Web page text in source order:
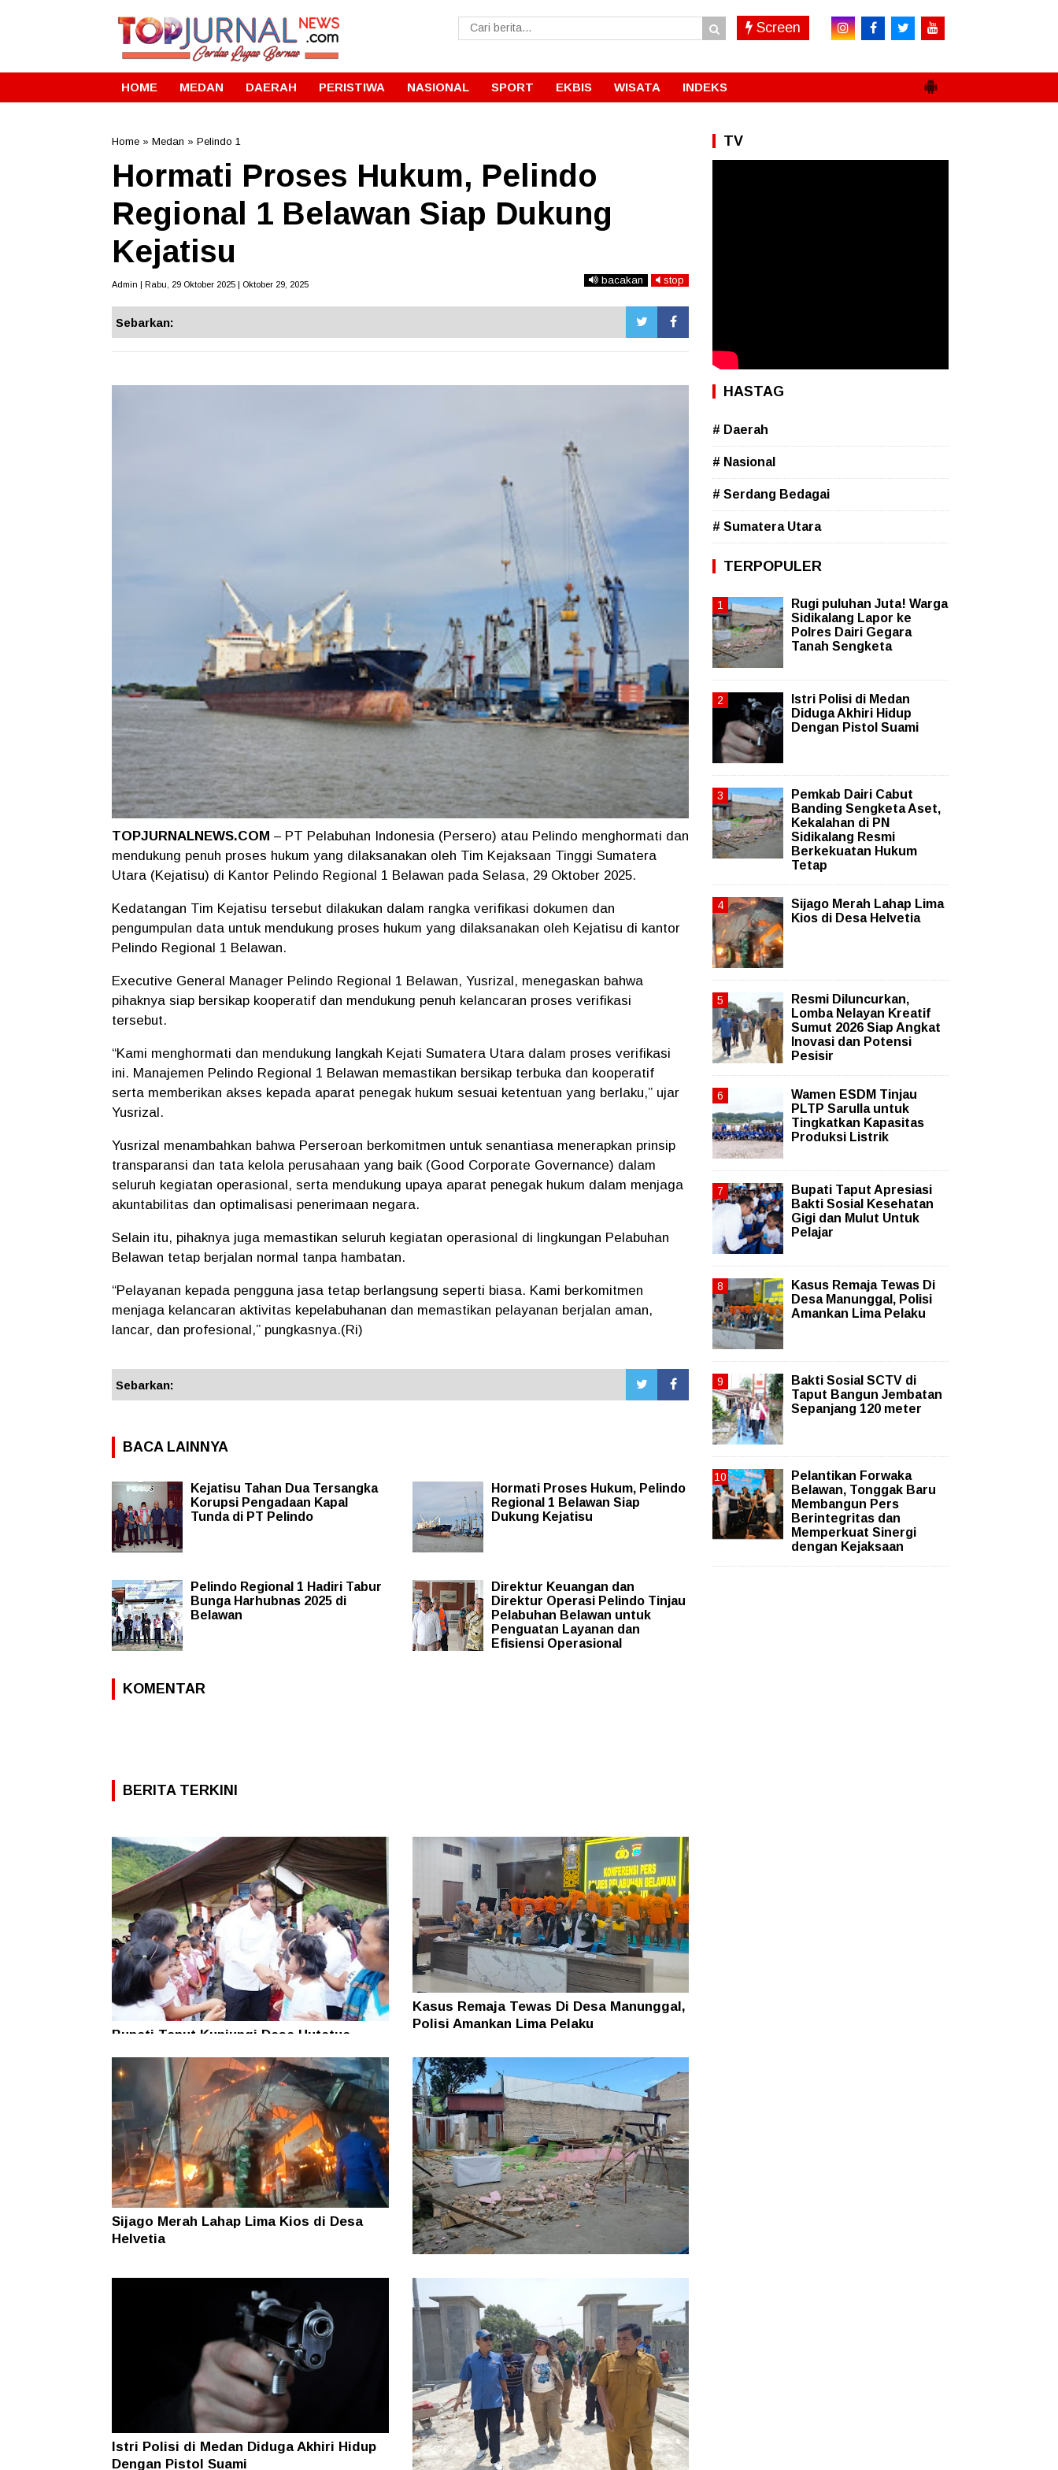
Screen
HOME MEDAN DAERAH PERISTIWA NASIONAL SPORT EKBIS WISATA INDEKS
Home » Medan » Pelindo 1
Hormati Proses Hukum, Pelindo
Regional 1 Belawan Siap Dukung
Kejatisu
Admin | Rabu, 29 Oktober 2025 | Oktober 29, 2025 bacakan stop
Sebarkan:
TOPJURNALNEWS.COM – PT Pelabuhan Indonesia (Persero) atau Pelindo menghormati dan
mendukung penuh proses hukum yang dilaksanakan oleh Tim Kejaksaan Tinggi Sumatera
Utara (Kejatisu) di Kantor Pelindo Regional 1 Belawan pada Selasa, 29 Oktober 2025.
Kedatangan Tim Kejatisu tersebut dilakukan dalam rangka verifikasi dokumen dan
pengumpulan data untuk mendukung proses hukum yang dilaksanakan oleh Kejatisu di kantor
Pelindo Regional 1 Belawan.
Executive General Manager Pelindo Regional 1 Belawan, Yusrizal, menegaskan bahwa
pihaknya siap bersikap kooperatif dan mendukung penuh kelancaran proses verifikasi
tersebut.
“Kami menghormati dan mendukung langkah Kejati Sumatera Utara dalam proses verifikasi
ini. Manajemen Pelindo Regional 1 Belawan memastikan bersikap terbuka dan kooperatif
serta memberikan akses kepada aparat penegak hukum sesuai ketentuan yang berlaku,” ujar
Yusrizal.
Yusrizal menambahkan bahwa Perseroan berkomitmen untuk senantiasa menerapkan prinsip
transparansi dan tata kelola perusahaan yang baik (Good Corporate Governance) dalam
seluruh kegiatan operasional, serta mendukung upaya aparat penegak hukum dalam menjaga
akuntabilitas dan optimalisasi penerimaan negara.
Selain itu, pihaknya juga memastikan seluruh kegiatan operasional di lingkungan Pelabuhan
Belawan tetap berjalan normal tanpa hambatan.
“Pelayanan kepada pengguna jasa tetap berlangsung seperti biasa. Kami berkomitmen
menjaga kelancaran aktivitas kepelabuhanan dan memastikan pelayanan berjalan aman,
lancar, dan profesional,” pungkasnya.(Ri)
Sebarkan:
BACA LAINNYA
Kejatisu Tahan Dua Tersangka
Korupsi Pengadaan Kapal
Tunda di PT Pelindo
Hormati Proses Hukum, Pelindo
Regional 1 Belawan Siap
Dukung Kejatisu
Pelindo Regional 1 Hadiri Tabur
Bunga Harhubnas 2025 di
Belawan
Direktur Keuangan dan
Direktur Operasi Pelindo Tinjau
Pelabuhan Belawan untuk
Penguatan Layanan dan
Efisiensi Operasional
KOMENTAR
BERITA TERKINI
Bupati Taput Kunjungi Desa Hutatua
Kesejahteraan Masyarakat
Kasus Remaja Tewas Di Desa Manunggal,
Polisi Amankan Lima Pelaku
Sijago Merah Lahap Lima Kios di Desa
Helvetia
Rugi puluhan Juta! Warga Sidikalang
Lapor ke Polres Dairi Gegara Tanah
Sengketa
Istri Polisi di Medan Diduga Akhiri Hidup
Dengan Pistol Suami
TV
HASTAG
# Daerah
# Nasional
# Serdang Bedagai
# Sumatera Utara
TERPOPULER
Rugi puluhan Juta! Warga
Sidikalang Lapor ke
Polres Dairi Gegara
Tanah Sengketa
Istri Polisi di Medan
Diduga Akhiri Hidup
Dengan Pistol Suami
Pemkab Dairi Cabut
Banding Sengketa Aset,
Kekalahan di PN
Sidikalang Resmi
Berkekuatan Hukum
Tetap
Sijago Merah Lahap Lima
Kios di Desa Helvetia
Resmi Diluncurkan,
Lomba Nelayan Kreatif
Sumut 2026 Siap Angkat
Inovasi dan Potensi
Pesisir
Wamen ESDM Tinjau
PLTP Sarulla untuk
Tingkatkan Kapasitas
Produksi Listrik
Bupati Taput Apresiasi
Bakti Sosial Kesehatan
Gigi dan Mulut Untuk
Pelajar
Kasus Remaja Tewas Di
Desa Manunggal, Polisi
Amankan Lima Pelaku
Bakti Sosial SCTV di
Taput Bangun Jembatan
Sepanjang 120 meter
Pelantikan Forwaka
Belawan, Tonggak Baru
Membangun Pers
Berintegritas dan
Memperkuat Sinergi
dengan Kejaksaan